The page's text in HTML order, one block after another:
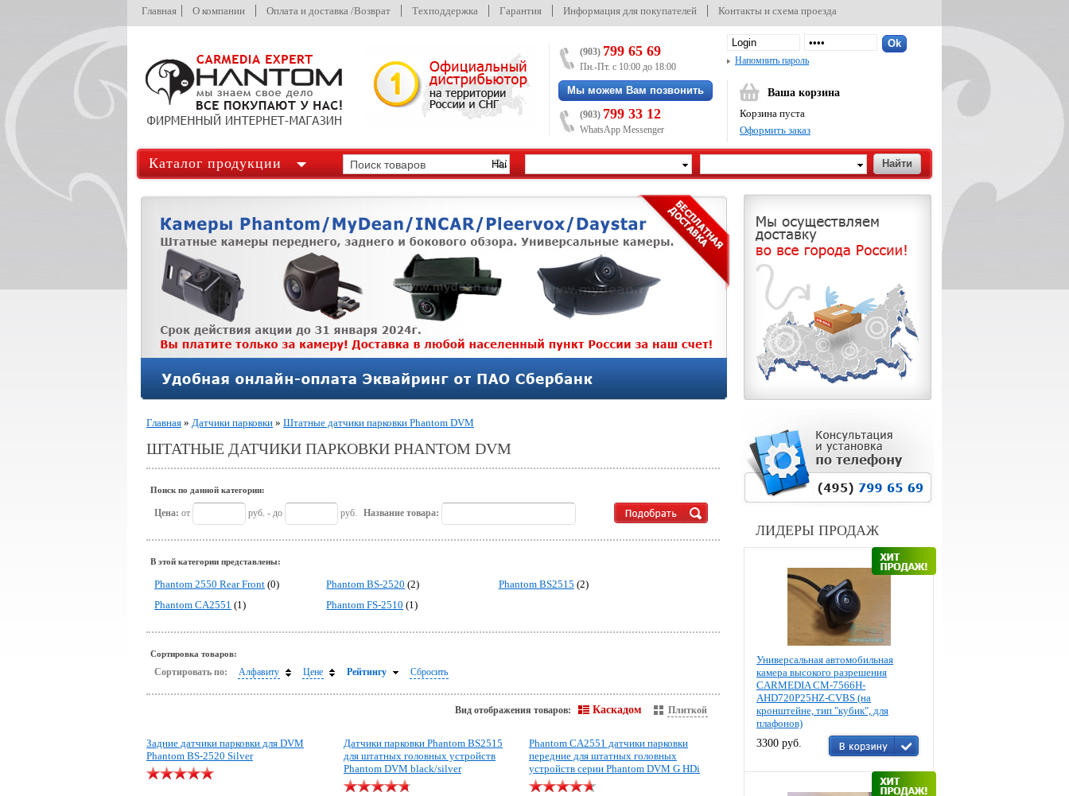
Главная О компании Оплата и доставка /Возврат Техподдержка Гарантия Информация для покупателей Контакты и схема проезда
(903) 799 65 69
Пн.-Пт. с 10:00 до 18:00
Мы можем Вам позвонить
(903) 799 33 12
WhatsApp Messenger
Напомнить пароль
Ваша корзина
Корзина пуста
Оформить заказ
Каталог продукции
ЛИДЕРЫ ПРОДАЖ
Универсальная автомобильная
камера высокого разрешения
CARMEDIA CM-7566H-
AHD720P25HZ-CVBS (на
кронштейне, тип "кубик", для
плафонов)
3300 руб.
Главная » Датчики парковки » Штатные датчики парковки Phantom DVM
ШТАТНЫЕ ДАТЧИКИ ПАРКОВКИ PHANTOM DVM
Поиск по данной категории:
Цена: от руб. - до руб. Название товара:
В этой категории представлены:
Phantom 2550 Rear Front (0) Phantom BS-2520 (2) Phantom BS2515 (2)
Phantom CA2551 (1) Phantom FS-2510 (1)
Сортировка товаров:
Сортировать по: Алфавиту Цене Рейтингу Сбросить
Вид отображения товаров: Каскадом Плиткой
Задние датчики парковки для DVM
Phantom BS-2520 Silver
Датчики парковки Phantom BS2515
для штатных головных устройств
Phantom DVM black/silver
Phantom CA2551 датчики парковки
передние для штатных головных
устройств серии Phantom DVM G HDi